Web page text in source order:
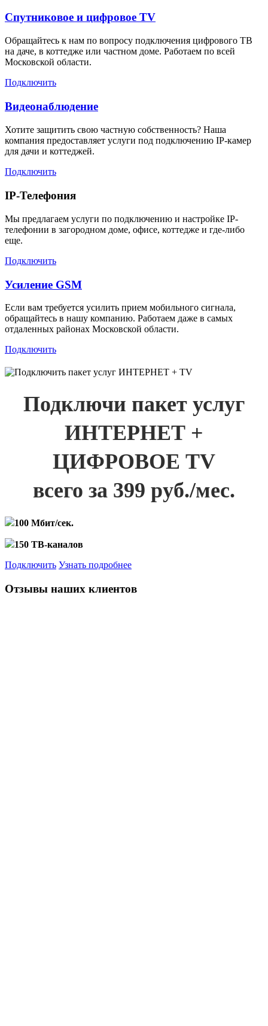
Спутниковое и цифровое TV
Обращайтесь к нам по вопросу подключения цифрового ТВ
на даче, в коттедже или частном доме. Работаем по всей
Московской области.
Подключить
Видеонаблюдение
Хотите защитить свою частную собственность? Наша
компания предоставляет услуги под подключению IP-камер
для дачи и коттеджей.
Подключить
IP-Телефония
Мы предлагаем услуги по подключению и настройке IP-
телефонии в загородном доме, офисе, коттедже и где-либо
еще.
Подключить
Усиление GSM
Если вам требуется усилить прием мобильного сигнала,
обращайтесь в нашу компанию. Работаем даже в самых
отдаленных районах Московской области.
Подключить
Подключи пакет услуг
ИНТЕРНЕТ +
ЦИФРОВОЕ TV
всего за 399 руб./мес.
100 Мбит/сек.
150 ТВ-каналов
Подключить Узнать подробнее
Отзывы наших клиентов